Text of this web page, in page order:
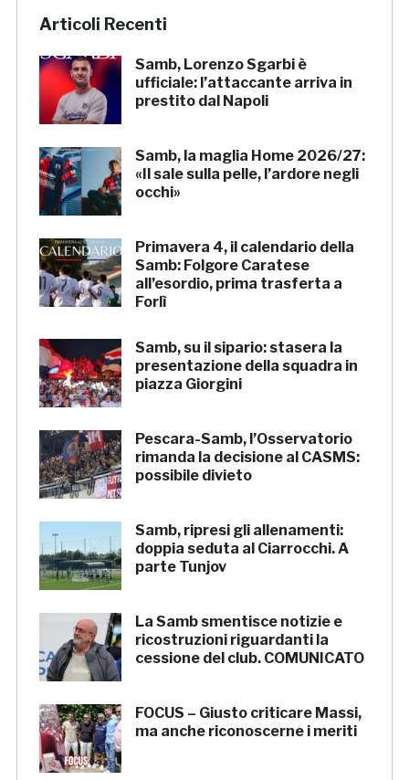
Articoli Recenti
Samb, Lorenzo Sgarbi è
ufficiale: l’attaccante arriva in
prestito dal Napoli
Samb, la maglia Home 2026/27:
«Il sale sulla pelle, l’ardore negli
occhi»
Primavera 4, il calendario della
Samb: Folgore Caratese
all’esordio, prima trasferta a
Forlì
Samb, su il sipario: stasera la
presentazione della squadra in
piazza Giorgini
Pescara-Samb, l’Osservatorio
rimanda la decisione al CASMS:
possibile divieto
Samb, ripresi gli allenamenti:
doppia seduta al Ciarrocchi. A
parte Tunjov
La Samb smentisce notizie e
ricostruzioni riguardanti la
cessione del club. COMUNICATO
FOCUS – Giusto criticare Massi,
ma anche riconoscerne i meriti